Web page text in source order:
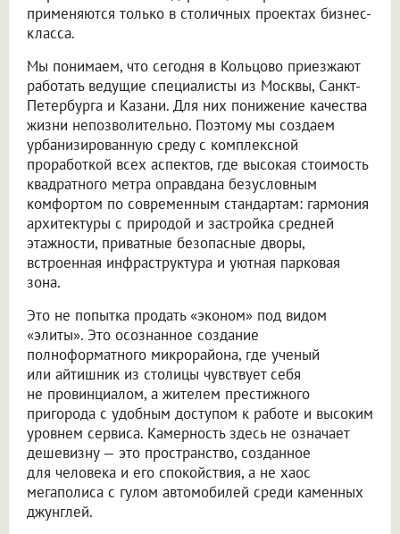
применяются только в столичных проектах бизнес-
класса.
Мы понимаем, что сегодня в Кольцово приезжают
работать ведущие специалисты из Москвы, Санкт-
Петербурга и Казани. Для них понижение качества
жизни непозволительно. Поэтому мы создаем
урбанизированную среду с комплексной
проработкой всех аспектов, где высокая стоимость
квадратного метра оправдана безусловным
комфортом по современным стандартам: гармония
архитектуры с природой и застройка средней
этажности, приватные безопасные дворы,
встроенная инфраструктура и уютная парковая
зона.
Это не попытка продать «эконом» под видом
«элиты». Это осознанное создание
полноформатного микрорайона, где ученый
или айтишник из столицы чувствует себя
не провинциалом, а жителем престижного
пригорода с удобным доступом к работе и высоким
уровнем сервиса. Камерность здесь не означает
дешевизну — это пространство, созданное
для человека и его спокойствия, а не хаос
мегаполиса с гулом автомобилей среди каменных
джунглей.